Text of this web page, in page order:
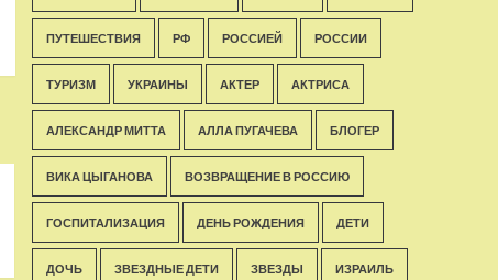
ПУТЕШЕСТВИЯ РФ РОССИЕЙ РОССИИ
ТУРИЗМ УКРАИНЫ АКТЕР АКТРИСА
АЛЕКСАНДР МИТТА АЛЛА ПУГАЧЕВА БЛОГЕР
ВИКА ЦЫГАНОВА ВОЗВРАЩЕНИЕ В РОССИЮ
ГОСПИТАЛИЗАЦИЯ ДЕНЬ РОЖДЕНИЯ ДЕТИ
ДОЧЬ ЗВЕЗДНЫЕ ДЕТИ ЗВЕЗДЫ ИЗРАИЛЬ